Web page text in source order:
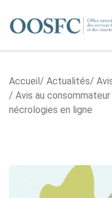
Accueil
Accueil Actualités
Avis au
nécrologies en ligne